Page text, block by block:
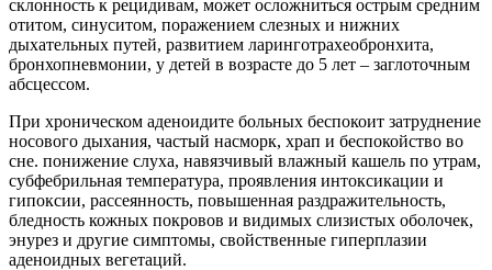
склонность к рецидивам, может осложниться острым средним
отитом, синуситом, поражением слезных и нижних
дыхательных путей, развитием ларинготрахеобронхита,
бронхопневмонии, у детей в возрасте до 5 лет – заглоточным
абсцессом.
При хроническом аденоидите больных беспокоит затруднение
носового дыхания, частый насморк, храп и беспокойство во
сне. понижение слуха, навязчивый влажный кашель по утрам,
субфебрильная температура, проявления интоксикации и
гипоксии, рассеянность, повышенная раздражительность,
бледность кожных покровов и видимых слизистых оболочек,
энурез и другие симптомы, свойственные гиперплазии
аденоидных вегетаций.